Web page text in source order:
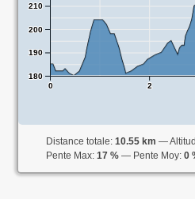
0 2
180
190
200
210
Distance totale: 10.55 km
Pente Max: 17 % Pente Moy: 0